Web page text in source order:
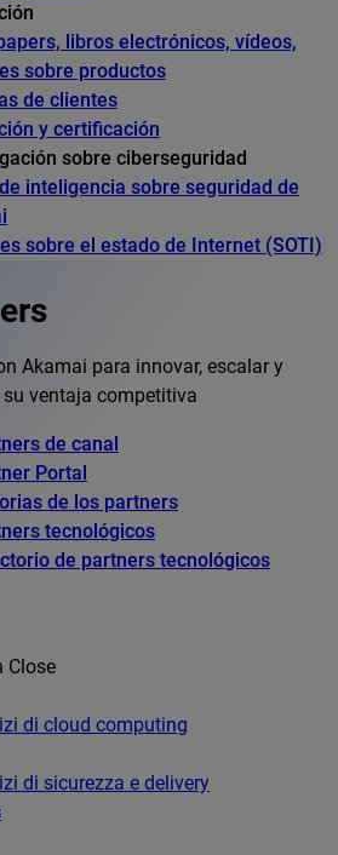
libros electrónicos, vídeos,
sobre productos
de clientes
y certificación
sobre ciberseguridad
inteligencia sobre seguridad de
sobre el estado de Internet (SOTI)
Akamai para innovar, escalar y
ventaja competitiva
de canal
Portal
de los partners
tecnológicos
de partners tecnológicos
Close
di cloud computing
di sicurezza e delivery